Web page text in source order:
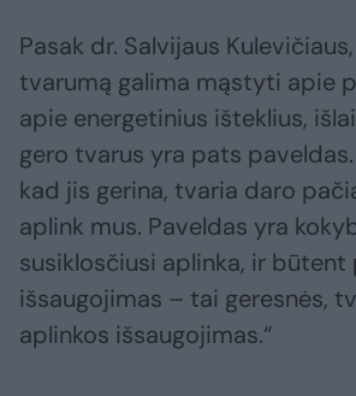
Pasak dr. Salvijaus
tvarumą galima mąstyti apie
apie energetinius išteklius,
gero tvarus yra pats
kad jis gerina, tvaria daro
aplink mus. Paveldas yra
susiklosčiusi aplinka, ir būtent
išsaugojimas – tai geresnės,
aplinkos išsaugojimas.“